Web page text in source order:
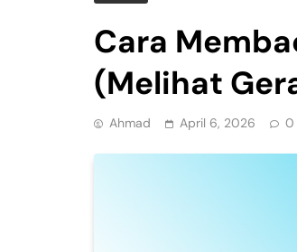
Cara
(Melihat
Ahmad April 6, 2026 0